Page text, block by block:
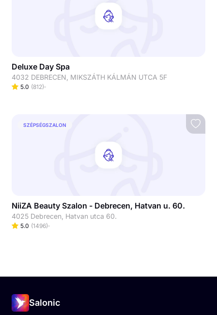
Deluxe Day Spa
4032 DEBRECEN, MIKSZÁTH KÁLMÁN UTCA 5F
5.0 (812)
SZÉPSÉGSZALON
NiiZA Beauty Szalon - Debrecen, Hatvan u. 60.
4025 Debrecen, Hatvan utca 60.
5.0 (1496)
Salonic